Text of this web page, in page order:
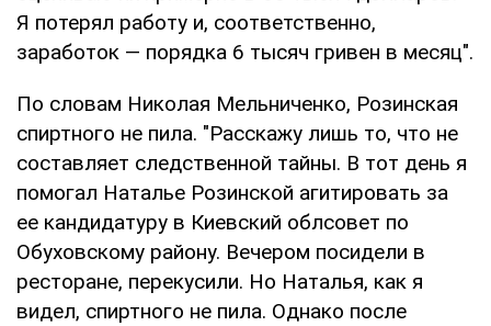
Я потерял работу и, соответственно,
заработок — порядка 6 тысяч гривен в месяц".
По словам Николая Мельниченко, Розинская
спиртного не пила. "Расскажу лишь то, что не
составляет следственной тайны. В тот день я
помогал Наталье Розинской агитировать за
ее кандидатуру в Киевский облсовет по
Обуховскому району. Вечером посидели в
ресторане, перекусили. Но Наталья, как я
видел, спиртного не пила. Однако после